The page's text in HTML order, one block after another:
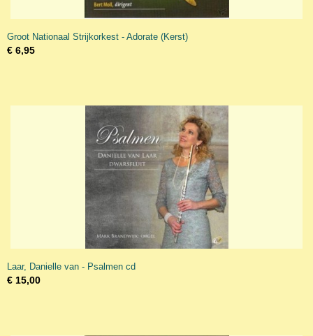
Groot Nationaal Strijkorkest - Adorate (Kerst)
€ 6,95
Laar, Danielle van - Psalmen cd
€ 15,00